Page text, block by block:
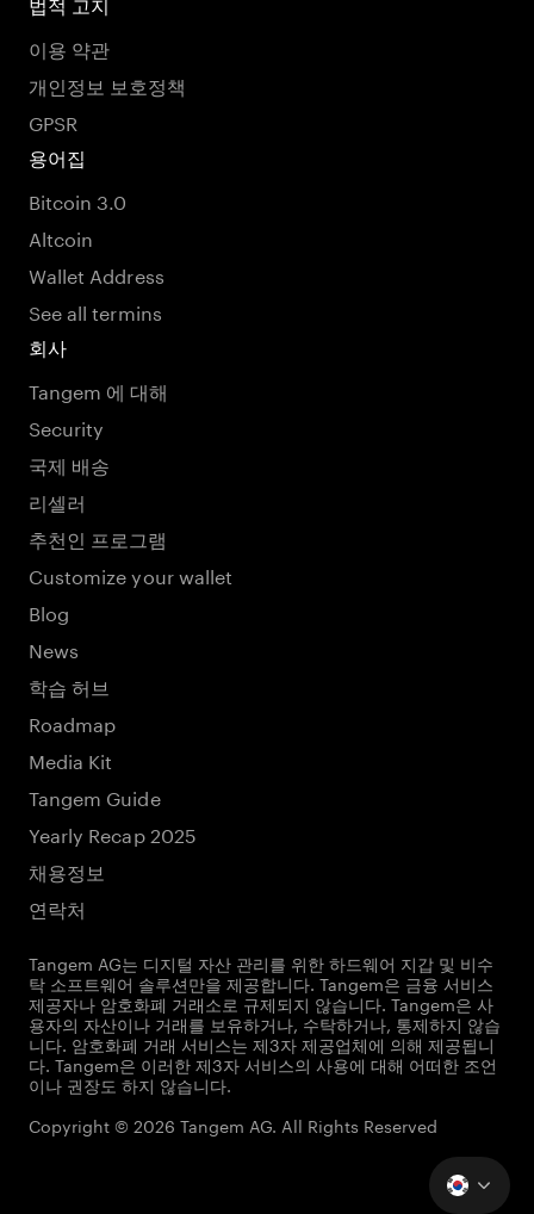
법적 고지
이용 약관
개인정보 보호정책
GPSR
용어집
Bitcoin 3.0
Altcoin
Wallet Address
See all termins
회사
Tangem 에 대해
Security
국제 배송
리셀러
추천인 프로그램
Customize your wallet
Blog
News
학습 허브
Roadmap
Media Kit
Tangem Guide
Yearly Recap 2025
채용정보
연락처
Tangem AG는 디지털 자산 관리를 위한 하드웨어 지갑 및 비수
탁 소프트웨어 솔루션만을 제공합니다. Tangem은 금융 서비스
제공자나 암호화폐 거래소로 규제되지 않습니다. Tangem은 사
용자의 자산이나 거래를 보유하거나, 수탁하거나, 통제하지 않습
니다. 암호화폐 거래 서비스는 제3자 제공업체에 의해 제공됩니
다. Tangem은 이러한 제3자 서비스의 사용에 대해 어떠한 조언
이나 권장도 하지 않습니다.